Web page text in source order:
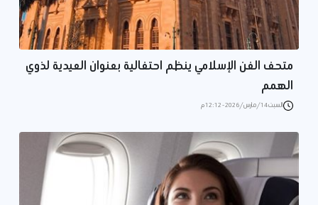
متحف الفن الإسلامي ينظم احتفالية بعنوان العيدية لذوي
الهمم
السبت 14/مارس/2026 - 12:12 م